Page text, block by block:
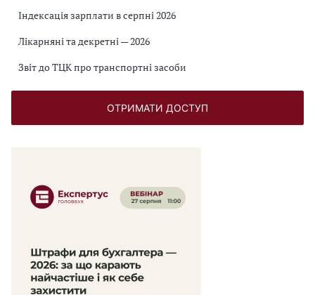
Індексація зарплати в серпні 2026
Лікарняні та декретні — 2026
Звіт до ТЦК про транспортні засоби
ОТРИМАТИ ДОСТУП